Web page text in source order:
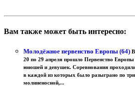
Вам также может быть интересно:
Молодёжное первенство Европы (64)
20 по 29 апреля прошло Первенство
юношей и девушек. Соревнования
в каждой из которых было разыграно по
молниеносной,...